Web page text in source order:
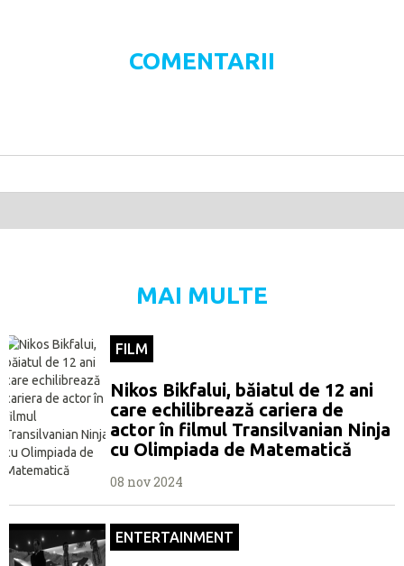
COMENTARII
MAI MULTE
FILM
Nikos Bikfalui, băiatul de 12 ani
care echilibrează cariera de
actor în filmul Transilvanian Ninja
cu Olimpiada de Matematică
08 nov 2024
ENTERTAINMENT